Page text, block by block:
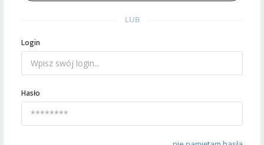
LUB
Login
Hasło